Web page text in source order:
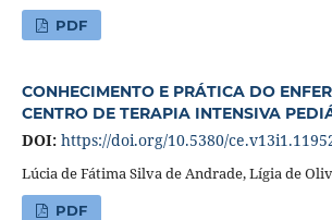
PDF
CONHECIMENTO E PRÁTICA DO
CENTRO DE TERAPIA INTENSIVA
DOI: https://doi.org/10.5380/
Lúcia de Fátima Silva de Andrade, Lígia de
PDF